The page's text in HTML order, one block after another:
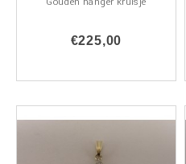
€225,00